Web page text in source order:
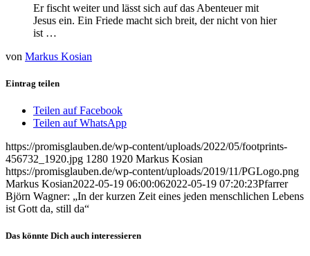
Er fischt weiter und lässt sich auf das Abenteuer mit
Jesus ein. Ein Friede macht sich breit, der nicht von hier
ist …
von Markus Kosian
Eintrag teilen
Teilen auf Facebook
Teilen auf WhatsApp
https://promisglauben.de/wp-content/uploads/2022/05/footprints-
456732_1920.jpg 1280 1920 Markus Kosian
https://promisglauben.de/wp-content/uploads/2019/11/PGLogo.png
Markus Kosian2022-05-19 06:00:062022-05-19 07:20:23Pfarrer
Björn Wagner: „In der kurzen Zeit eines jeden menschlichen Lebens
ist Gott da, still da“
Das könnte Dich auch interessieren